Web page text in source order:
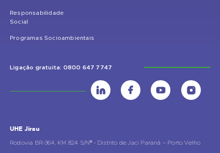
Responsabilidade
Social
Programas Socioambientais
Ligação gratuita: 0800 647 7747
UHE Jirau
Rodovia BR-364, KM 824 S/Nº - Distrito de Jaci Paraná – Porto Velho